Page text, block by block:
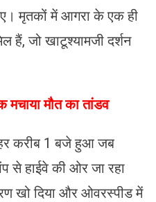
मृतकों में आगरा के एक ही
हैं, जो खाटूश्यामजी दर्शन
मौत का तांडव
करीब 1 बजे हुआ जब
से हाईवे की ओर जा रहा
खो दिया और ओवरस्पीड में